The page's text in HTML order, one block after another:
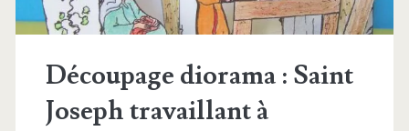
Découpage diorama : Saint
Joseph travaillant à